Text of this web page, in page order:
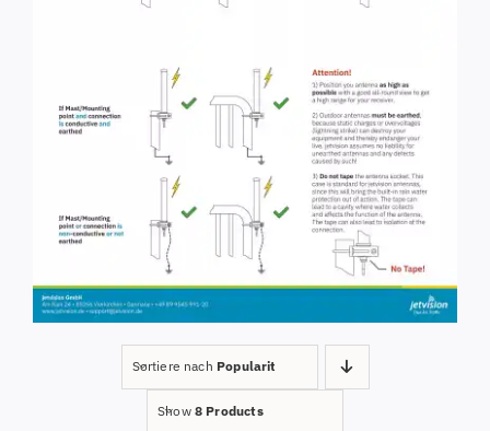
Sortiere nach Popularity
Show 8 Products